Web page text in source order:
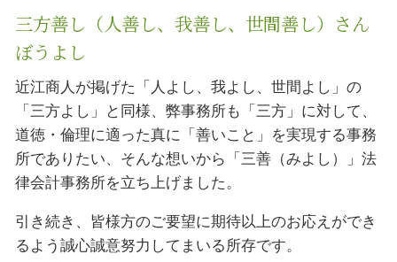
三方善し（人善し、我善し、世間善し）さん
ぼうよし
近江商人が掲げた「人よし、我よし、世間よし」の
「三方よし」と同様、弊事務所も「三方」に対して、
道徳・倫理に適った真に「善いこと」を実現する事務
所でありたい、そんな想いから「三善（みよし）」法
律会計事務所を立ち上げました。
引き続き、皆様方のご要望に期待以上のお応えができ
るよう誠心誠意努力してまいる所存です。